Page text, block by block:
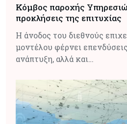
Κόμβος παροχής
προκλήσεις της επιτυχίας
Η άνοδος του διεθνούς
μοντέλου φέρνει
ανάπτυξη, αλλά και…